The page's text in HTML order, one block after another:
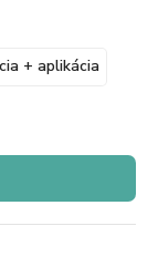
+ aplikácia